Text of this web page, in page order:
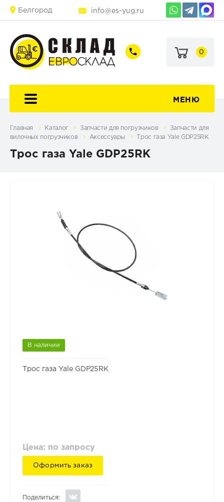
Белгород info@es-yug.ru
+7
60-
+7
69-
0
МЕНЮ
Главная Каталог Запчасти для погрузчиков
Запчасти для
вилочных погрузчиков
Аксессуары Трос газа Yale GDP25RK
Трос газа Yale GDP25RK
В наличии
Трос газа Yale GDP25RK
Цена: по запросу
Оформить заказ
Поделиться: